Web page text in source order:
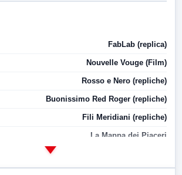
FabLab (replica)
Nouvelle Vouge (Film)
Rosso e Nero (repliche)
Buonissimo Red Roger (repliche)
Fili Meridiani (repliche)
La Mappa dei Piaceri